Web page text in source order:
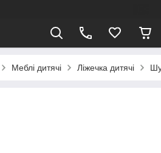
Меблі дитячі Ліжечка дитячі